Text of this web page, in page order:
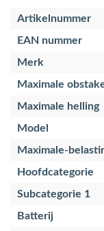
Artikelnummer
EAN nummer
Merk
Maximale
Maximale helling
Model
Maximale-
Hoofdcategorie
Subcategorie 1
Batterij